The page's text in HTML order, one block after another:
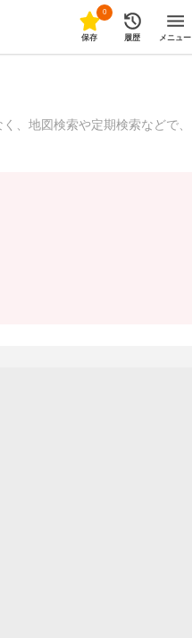
0
保存 履歴 メニュー
、地図検索や定期検索などで、